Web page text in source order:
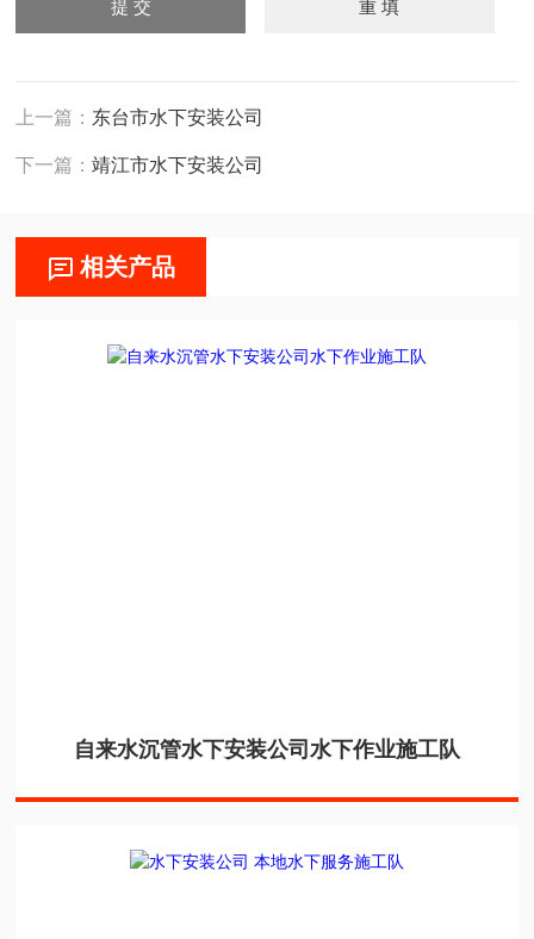
上一篇： 东台市水下安装公司
下一篇：靖江市水下安装公司
相关产品
自来水沉管水下安装公司水下作业施工队